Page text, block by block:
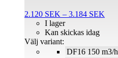
2.120 SEK – 3.184 SEK
DF16 150 m3/h
I lager
Kan skickas idag
Välj variant:
De
olika
alternativen
kan
väljas